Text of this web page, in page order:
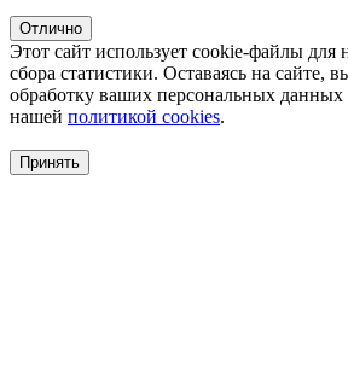
Отлично
Этот сайт использует cookie-файлы для
сбора статистики. Оставаясь на сайте,
обработку ваших персональных данных
нашей политикой cookies.
Принять